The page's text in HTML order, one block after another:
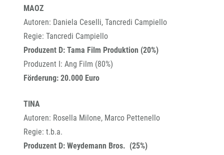
MAOZ
Autoren: Daniela Ceselli, Tancredi Campiello
Regie: Tancredi Campiello
Produzent D: Tama Film Produktion (20%)
Produzent I: Ang Film (80%)
Förderung: 20.000 Euro
TINA
Autoren: Rosella Milone, Marco Pettenello
Regie: t.b.a.
Produzent D: Weydemann Bros. (25%)